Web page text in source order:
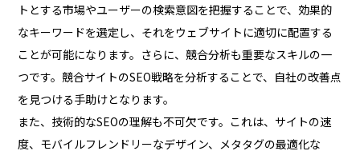
トとする市場やユーザーの検索意図を把握することで、効果的
なキーワードを選定し、それをウェブサイトに適切に配置する
ことが可能になります。さらに、競合分析も重要なスキルの一
つです。競合サイトのSEO戦略を分析することで、自社の改善点
を見つける手助けとなります。
また、技術的なSEOの理解も不可欠です。これは、サイトの速
度、モバイルフレンドリーなデザイン、メタタグの最適化な